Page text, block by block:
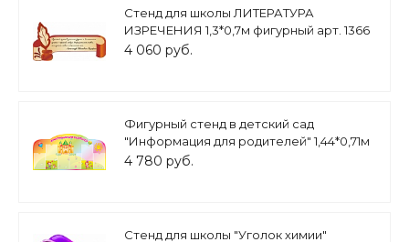
Стенд для школы ЛИТЕРАТУРА
ИЗРЕЧЕНИЯ 1,3*0,7м фигурный арт. 1366
4 060 руб.
Фигурный стенд в детский сад
"Информация для родителей" 1,44*0,71м
6 карманов А4 арт. ДС1936
4 780 руб.
Стенд для школы "Уголок химии"